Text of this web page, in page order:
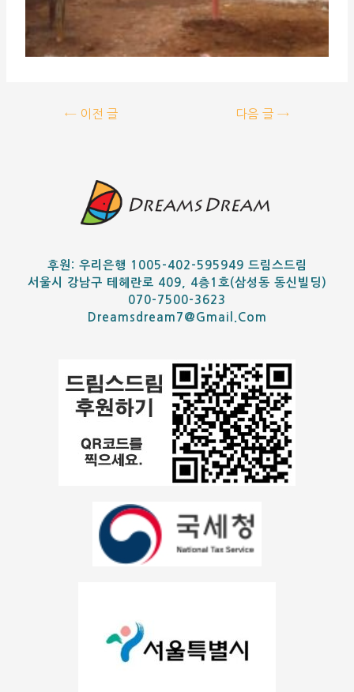
←이전 글 다음 글→
후원: 우리은행 1005-402-595949 드림스드림
서울시 강남구 테헤란로 409, 4층1호(삼성동 동신빌딩)
070-7500-3623
Dreamsdream7@gmail.com